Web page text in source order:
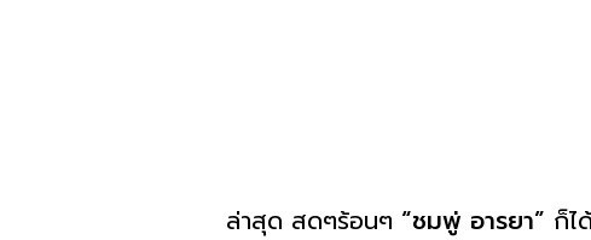
ล่าสุด สดๆร้อนๆ “ชมพู่ อารยา” ก็ไ